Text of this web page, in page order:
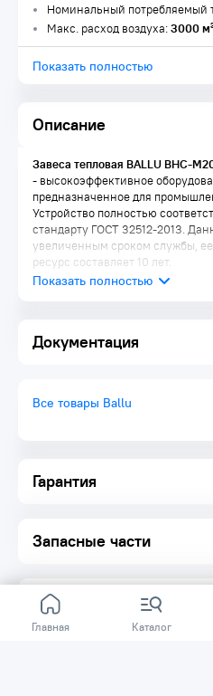
Главная Каталог
Описание
Документация
Гарантия
Запасные части
Номинальный потребляемый
Макс. расход воздуха:3000
Показать полностью
Завеса тепловая BALLU BHC-
- высокоэффективное
предназначенное для
Устройство полностью
стандарту ГОСТ 32512-2013.
увеличенным сроком службы,
ресурс составляет 10 лет.
Новейшие внешнероторные
Повышенная надёжность и
двигателей (высокий класс
термостат и пусковой
Пониженный уровень шума
В комплекте пульт BRC-E с
BRC-C (опционально)
Все товары Ballu